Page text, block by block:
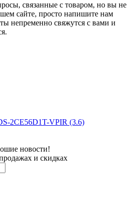
связанные с товаром, но вы не
сайте, просто напишите нам
непременно свяжутся с вами и
2CE56D1T-VPIR (3.6)
новости!
и скидках